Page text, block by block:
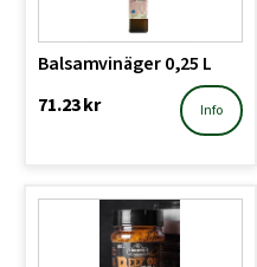
Balsamvinäger 0,25 L
71.23kr Info